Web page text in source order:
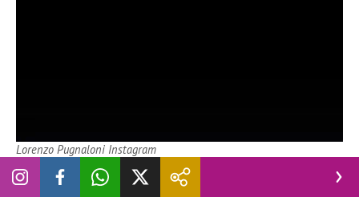
Lorenzo Pugnaloni Instagram
Una dichiarazione che, dovesse essere verificata, apre scenari